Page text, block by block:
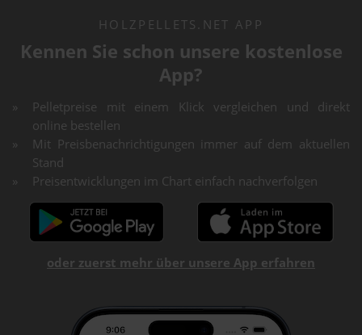
HOLZPELLETS.NET APP
Kennen Sie schon unsere kostenlose
App?
Pelletpreise mit einem Klick vergleichen und direkt
online bestellen
Mit Preisbenachrichtigungen immer auf dem aktuellen
Stand
Preisentwicklungen im Chart einfach nachverfolgen
oder zuerst mehr über unsere App erfahren